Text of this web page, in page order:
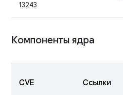
13243
Компоненты ядра
CVE Ссылки